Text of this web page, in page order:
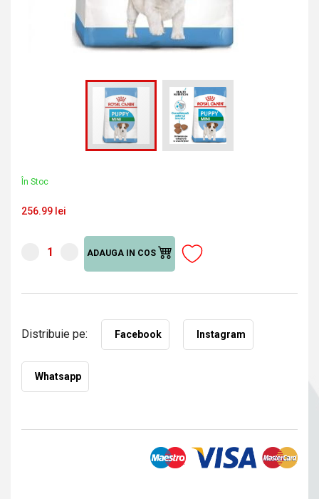
În Stoc
256.99 lei
ADAUGA IN COS
Distribuie pe: Facebook Instagram
Whatsapp